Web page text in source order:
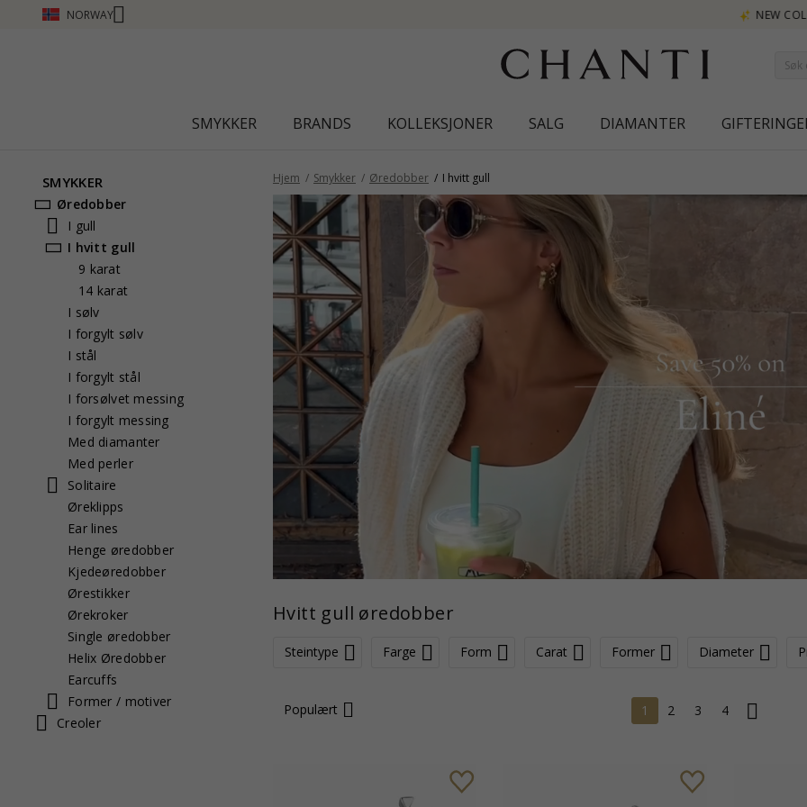
NORWAY
SMYKKER BRANDS KOLLEKSJONER SALG DIAMANTER
SMYKKER
Øredobber
I gull
I hvitt gull
9 karat
14 karat
I sølv
I forgylt sølv
I stål
I forgylt stål
I forsølvet messing
I forgylt messing
Med diamanter
Med perler
Solitaire
Øreklipps
Ear lines
Henge øredobber
Kjedeøredobber
Ørestikker
Ørekroker
Single øredobber
Helix Øredobber
Earcuffs
Former / motiver
Creoler
Hjem Smykker Øredobber I hvitt gull
Hvitt gull øredobber
Steintype Farge Form Carat Former Diameter
Populært 1 2 3 4